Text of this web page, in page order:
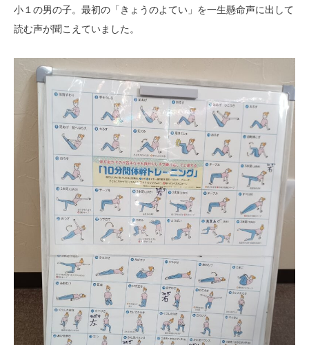
小１の男の子。最初の「きょうのよてい」を一生懸命声に出して
読む声が聞こえていました。